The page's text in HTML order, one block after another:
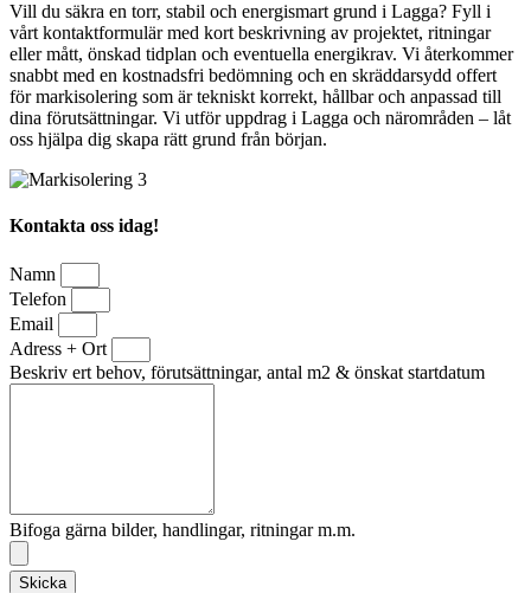
Vill du säkra en torr, stabil och energismart grund i Lagga? Fyll i
vårt kontaktformulär med kort beskrivning av projektet, ritningar
eller mått, önskad tidplan och eventuella energikrav. Vi återkommer
snabbt med en kostnadsfri bedömning och en skräddarsydd offert
för markisolering som är tekniskt korrekt, hållbar och anpassad till
dina förutsättningar. Vi utför uppdrag i Lagga och närområden – låt
oss hjälpa dig skapa rätt grund från början.
Kontakta oss idag!
Namn
Telefon
Email
Adress + Ort
Beskriv ert behov, förutsättningar, antal m2 & önskat startdatum
Bifoga gärna bilder, handlingar, ritningar m.m.
Skicka